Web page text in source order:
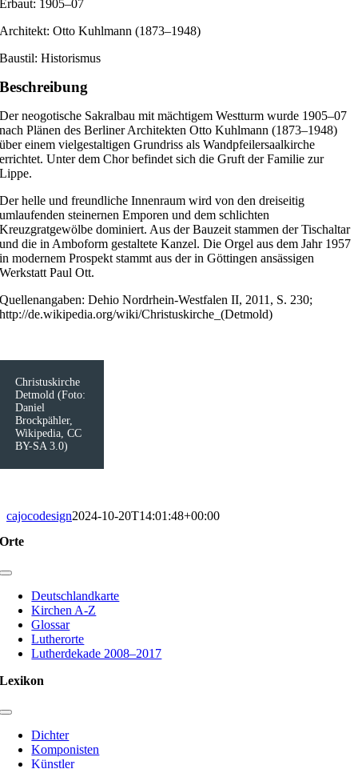
Erbaut: 1905–07
Architekt: Otto Kuhlmann (1873–1948)
Baustil: Historismus
Beschreibung
Der neogotische Sakralbau mit mächtigem Westturm wurde 1905–07
nach Plänen des Berliner Architekten Otto Kuhlmann (1873–1948)
über einem vielgestaltigen Grundriss als Wandpfeilersaalkirche
errichtet. Unter dem Chor befindet sich die Gruft der Familie zur
Lippe.
Der helle und freundliche Innenraum wird von den dreiseitig
umlaufenden steinernen Emporen und dem schlichten
Kreuzgratgewölbe dominiert. Aus der Bauzeit stammen der Tischaltar
und die in Amboform gestaltete Kanzel. Die Orgel aus dem Jahr 1957
in modernem Prospekt stammt aus der in Göttingen ansässigen
Werkstatt Paul Ott.
Quellenangaben: Dehio Nordrhein-Westfalen II, 2011, S. 230;
http://de.wikipedia.org/wiki/Christuskirche_(Detmold)
Christuskirche
Detmold (Foto:
Daniel
Brockpähler,
Wikipedia, CC
BY-SA 3.0)
cajocodesign2024-10-20T14:01:48+00:00
Orte
Toggle
NavigationDeutschlandkarte
Kirchen A-Z
Glossar
Lutherorte
Lutherdekade 2008–2017
Lexikon
Toggle
Navigation
Dichter
Komponisten
Künstler